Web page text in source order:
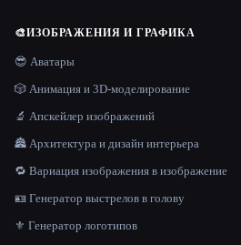
🎨ИЗОБРАЖЕНИЯ И ГРАФИКА
😎 Аватары
🎲 Анимация и 3D-моделирование
🔬 Апскейлер изображений
🏯 Архитектура и дизайн интерьера
🔁 Вариация изображения в изображение
🪪 Генератор выстрелов в голову
⚜️ Генератор логотипов